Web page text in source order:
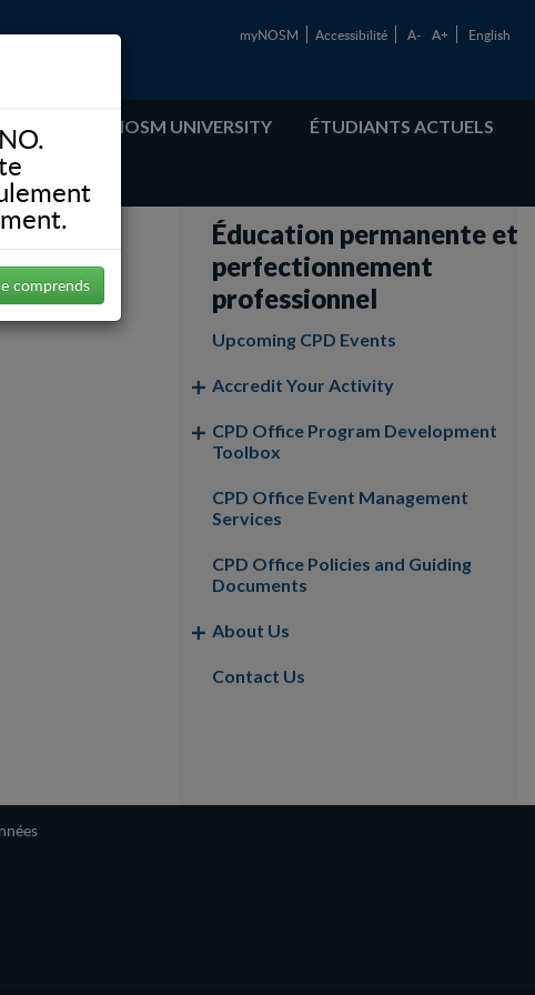
comprends
myNOSM Accessibilité A- A+ English
ABOUT NOSM UNIVERSITY ÉTUDIANTS ACTUELS
Éducation permanente et
perfectionnement
professionnel
Upcoming CPD Events
Accredit Your Activity
CPD Office Program Development
Toolbox
CPD Office Event Management
Services
CPD Office Policies and Guiding
Documents
About Us
Contact Us